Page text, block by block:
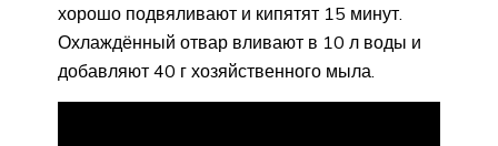
хорошо подвяливают и кипятят 15 минут.
Охлаждённый отвар вливают в 10 л воды и
добавляют 40 г хозяйственного мыла.